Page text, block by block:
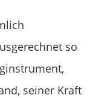
so
seiner Kraft